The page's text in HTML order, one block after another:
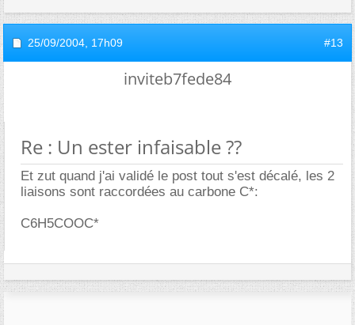
25/09/2004, 17h09 #13
inviteb7fede84
Re : Un ester infaisable ??
Et zut quand j'ai validé le post tout s'est décalé, les 2
liaisons sont raccordées au carbone C*:
C6H5COOC*